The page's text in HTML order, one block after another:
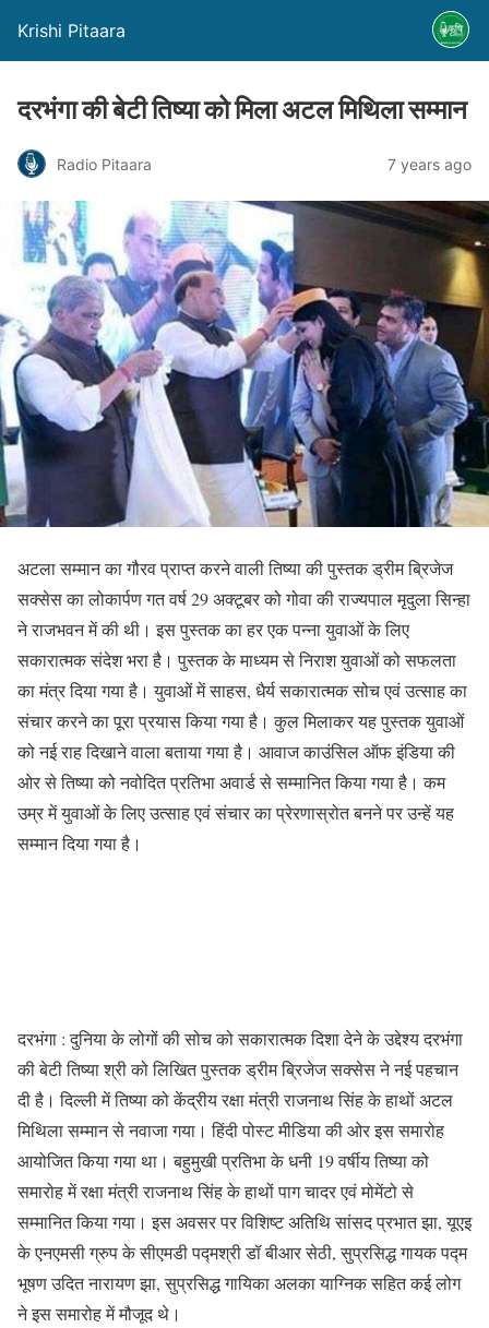
Krishi Pitaara
दरभंगा की बेटी तिष्या को मिला अटल मिथिला सम्मान
Radio Pitaara 7 years ago
अटला सम्मान का गौरव प्राप्त करने वाली तिष्या की पुस्तक ड्रीम ब्रिजेज
सक्सेस का लोकार्पण गत वर्ष 29 अक्टूबर को गोवा की राज्यपाल मृदुला सिन्हा
ने राजभवन में की थी। इस पुस्तक का हर एक पन्ना युवाओं के लिए
सकारात्मक संदेश भरा है। पुस्तक के माध्यम से निराश युवाओं को सफलता
का मंत्र दिया गया है। युवाओं में साहस, धैर्य सकारात्मक सोच एवं उत्साह का
संचार करने का पूरा प्रयास किया गया है। कुल मिलाकर यह पुस्तक युवाओं
को नई राह दिखाने वाला बताया गया है। आवाज काउंसिल ऑफ इंडिया की
ओर से तिष्या को नवोदित प्रतिभा अवार्ड से सम्मानित किया गया है। कम
उम्र में युवाओं के लिए उत्साह एवं संचार का प्रेरणास्रोत बनने पर उन्हें यह
सम्मान दिया गया है।
दरभंगा : दुनिया के लोगों की सोच को सकारात्मक दिशा देने के उद्देश्य दरभंगा
की बेटी तिष्या श्री को लिखित पुस्तक ड्रीम ब्रिजेज सक्सेस ने नई पहचान
दी है। दिल्ली में तिष्या को केंद्रीय रक्षा मंत्री राजनाथ सिंह के हाथों अटल
मिथिला सम्मान से नवाजा गया। हिंदी पोस्ट मीडिया की ओर इस समारोह
आयोजित किया गया था। बहुमुखी प्रतिभा के धनी 19 वर्षीय तिष्या को
समारोह में रक्षा मंत्री राजनाथ सिंह के हाथों पाग चादर एवं मोमेंटो से
सम्मानित किया गया। इस अवसर पर विशिष्ट अतिथि सांसद प्रभात झा, यूएइ
के एनएमसी ग्रुप के सीएमडी पद्मश्री डॉ बीआर सेठी, सुप्रसिद्ध गायक पद्म
भूषण उदित नारायण झा, सुप्रसिद्ध गायिका अलका याग्निक सहित कई लोग
ने इस समारोह में मौजूद थे।